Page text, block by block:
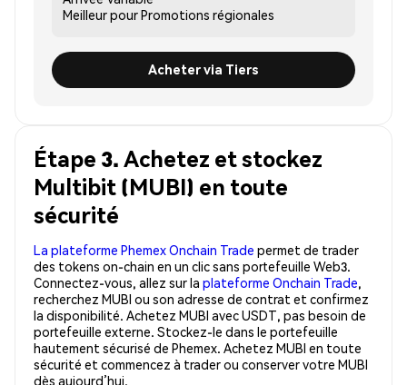
Meilleur pourPromotions régionales
Acheter via Tiers
Étape 3. Achetez et stockez
Multibit (MUBI) en toute
sécurité
La plateforme Phemex Onchain Trade permet de trader
des tokens on-chain en un clic sans portefeuille Web3.
Connectez-vous, allez sur la plateforme Onchain Trade,
recherchez MUBI ou son adresse de contrat et confirmez
la disponibilité. Achetez MUBI avec USDT, pas besoin de
portefeuille externe. Stockez-le dans le portefeuille
hautement sécurisé de Phemex. Achetez MUBI en toute
sécurité et commencez à trader ou conserver votre MUBI
dès aujourd’hui.